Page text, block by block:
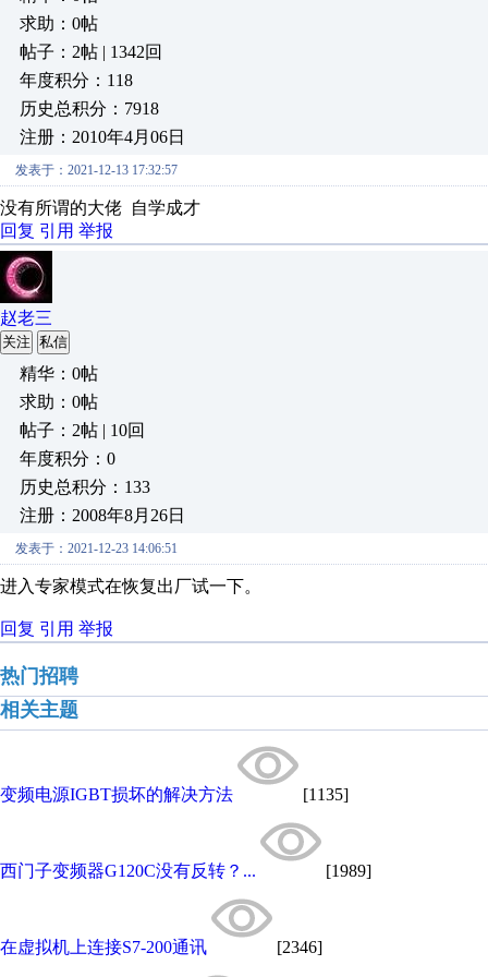
求助：0帖
帖子：2帖 | 1342回
年度积分：118
历史总积分：7918
注册：2010年4月06日
发表于：2021-12-13 17:32:57
没有所谓的大佬 自学成才
回复 引用 举报
赵老三
关注 私信
精华：0帖
求助：0帖
帖子：2帖 | 10回
年度积分：0
历史总积分：133
注册：2008年8月26日
发表于：2021-12-23 14:06:51
进入专家模式在恢复出厂试一下。
回复 引用 举报
热门招聘
相关主题
变频电源IGBT损坏的解决方法 [1135]
西门子变频器G120C没有反转？... [1989]
在虚拟机上连接S7-200通讯 [2346]